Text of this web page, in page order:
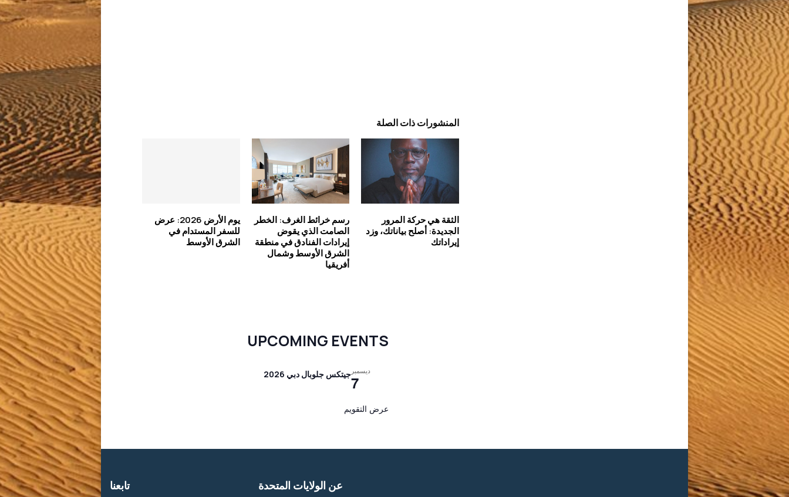
المنشورات ذات الصلة
يوم الأرض 2026: عرض
للسفر المستدام في
الشرق الأوسط
رسم خرائط الغرف: الخطر
الصامت الذي يقوض
إيرادات الفنادق في منطقة
الشرق الأوسط وشمال
أفريقيا
الثقة هي حركة المرور
الجديدة: أصلح بياناتك، وزد
إيراداتك
UPCOMING EVENTS
ديسمبر
7جيتكس جلوبال دبي 2026
عرض التقويم
عن الولايات المتحدة تابعنا